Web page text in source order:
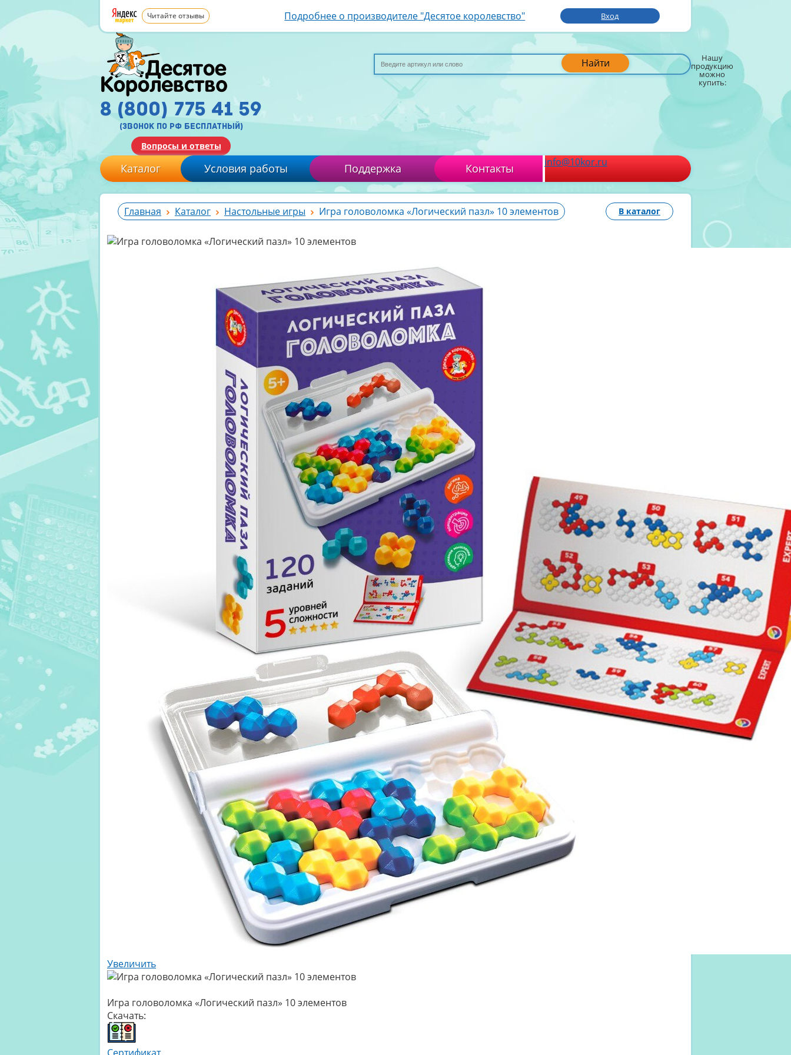
Читайте отзывы Подробнее о производителе "Десятое королевство" Вход
Найти Нашу
продукцию
можно
купить:
8 (800) 775 41 59
(звонок по рф бесплатный)
Вопросы и ответы
Каталог Условия работы Поддержка Контакты info@10kor.ru
Главная Каталог Настольные игры Игра головоломка «Логический пазл» 10 элементов В каталог
Увеличить
Игра головоломка «Логический пазл» 10 элементов
Скачать: